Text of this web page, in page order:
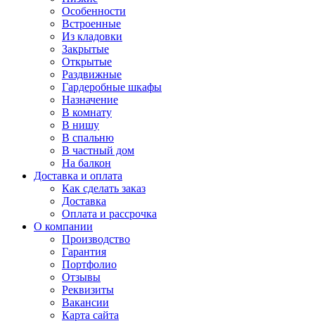
Особенности
Встроенные
Из кладовки
Закрытые
Открытые
Раздвижные
Гардеробные шкафы
Назначение
В комнату
В нишу
В спальню
В частный дом
На балкон
Доставка и оплата
Как сделать заказ
Доставка
Оплата и рассрочка
О компании
Производство
Гарантия
Портфолио
Отзывы
Реквизиты
Вакансии
Карта сайта